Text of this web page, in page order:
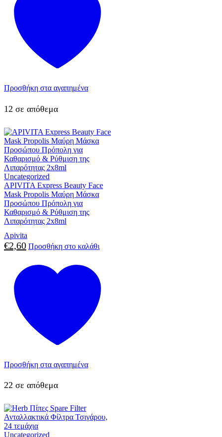
Προσθήκη στα αγαπημένα
12 σε απόθεμα
Uncategorized
APIVITA Express Beauty Face
Mask Propolis Μαύρη Μάσκα
Προσώπου Πρόπολη για
Καθαρισμό & Ρύθμιση της
Λιπαρότητας 2x8ml
Apivita
€2,60 Προσθήκη στο καλάθι
Προσθήκη στα αγαπημένα
22 σε απόθεμα
Uncategorized